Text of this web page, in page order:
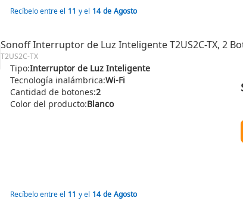
Recíbelo entre el 11 y el 14 de Agosto
Sonoff Interruptor de Luz Inteligente T2US2C-TX, 2
T2US2C-TX
Tipo:Interruptor de Luz Inteligente
Tecnología inalámbrica:Wi-Fi
Cantidad de botones:2
Color del producto:Blanco
Recíbelo entre el 11 y el 14 de Agosto